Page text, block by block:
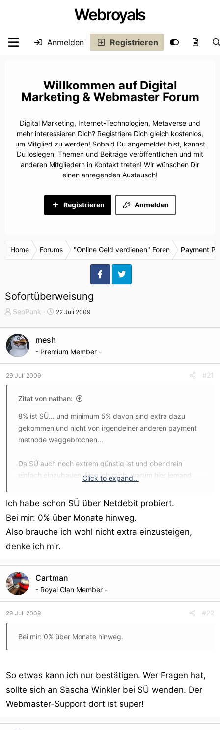
Webroyals
Anmelden Registrieren
Digital
Marketing & Webmaster Forum
Digital Marketing, Internet-Technologien, Metaverse und
mehr interessieren Dich? Registriere Dich gleich kostenlos,
um Mitglied zu werden! Sobald Du angemeldet bist, kannst
Du loslegen, Themen und Beiträge veröffentlichen und mit
anderen Mitgliedern in Kontakt treten! Wir wünschen Dir
einen anregenden Austausch!
Anmelden
Registrieren
Home Forums "Online Geld verdienen" Foren Payment
Sofortüberweisung
T
m
e
n
s
SeoPunk
S
t
d
m
22 Juli 2009
mesh
- Premium Member -
29 Juli 2009 #21
Zitat von nathan:
8% ist SÜ... und minimum 5% davon sind extra dazu
gekommen und nicht von irgendeiner anderen payment
methode weggebrochen...
Da SÜ auch noch extrem günstig ist und obendrein
einfach einzubauen, frag ich mich, warum hier jemand
Click to expand...
Ich habe schon SÜ über Netdebit probiert.
Bei mir: 0% über Monate hinweg.
Also brauche ich wohl nicht extra einzusteigen,
denke ich mir.
Cartman
- Royal Clan Member -
29 Juli 2009 #22
Bei mir: 0% über Monate hinweg.
So etwas kann ich nur bestätigen. Wer Fragen hat,
sollte sich an Sascha Winkler bei SÜ wenden. Der
Webmaster-Support dort ist super!